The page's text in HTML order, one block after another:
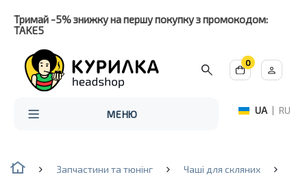
Тримай -5% знижку на першу покупку з промокодом:
TAKE5
0
МЕНЮ UA | RU
Запчастини та тюнінг
Чаші для скляних